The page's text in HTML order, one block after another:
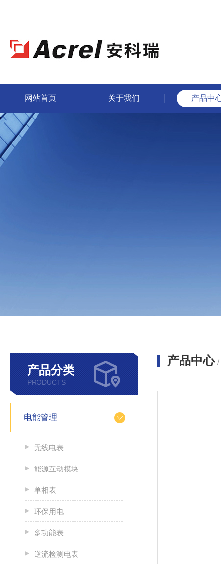
网站首页 关于我们 产品中
产品分类
PRODUCTS
电能管理
无线电表
能源互动模块
单相表
环保用电
多功能表
逆流检测电表
产品中心 /